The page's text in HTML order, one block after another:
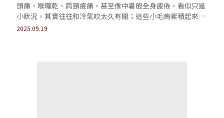
頭痛、喉嚨乾、肩頸痠痛，甚至像中暑般全身疲倦，看似只是
小狀況，其實往往和冷氣吹太久有關；這些小毛病累積起來，
久而久之，就成了上班族最常抱怨的困擾。
2025.09.19